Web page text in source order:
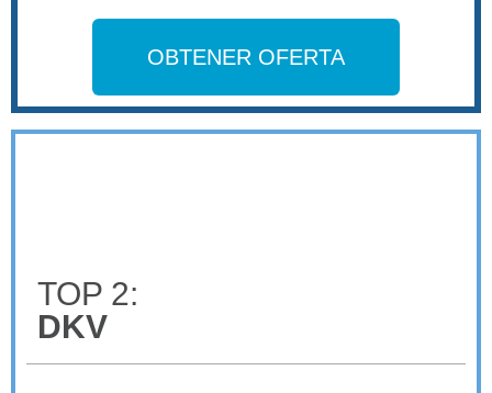
OBTENER OFERTA
TOP 2:
DKV